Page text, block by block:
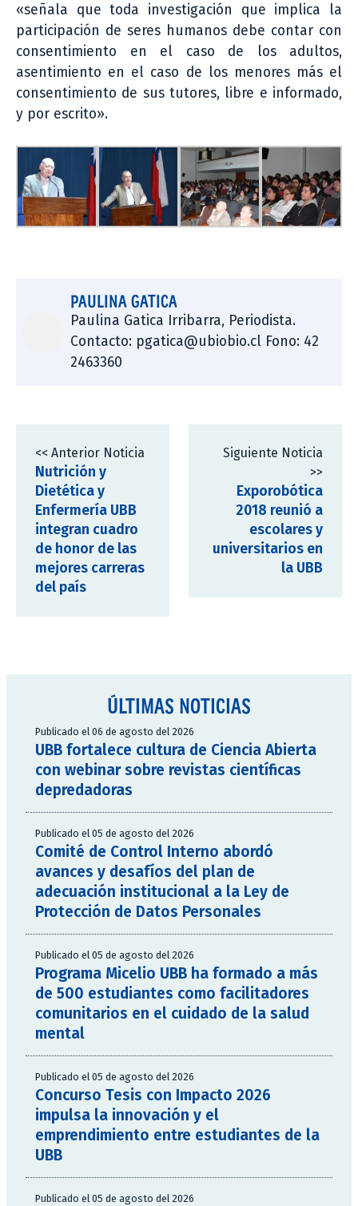
«señala que toda investigación que implica la
participación de seres humanos debe contar con
consentimiento en el caso de los adultos,
asentimiento en el caso de los menores más el
consentimiento de sus tutores, libre e informado,
y por escrito».
PAULINA GATICA
Paulina Gatica Irribarra, Periodista.
Contacto: pgatica@ubiobio.cl Fono: 42
2463360
<< Anterior Noticia
Nutrición y
Dietética y
Enfermería UBB
integran cuadro
de honor de las
mejores carreras
del país
Siguiente Noticia
>>
Exporobótica
2018 reunió a
escolares y
universitarios en
la UBB
ÚLTIMAS NOTICIAS
Publicado el 06 de agosto del 2026
UBB fortalece cultura de Ciencia Abierta
con webinar sobre revistas científicas
depredadoras
Publicado el 05 de agosto del 2026
Comité de Control Interno abordó
avances y desafíos del plan de
adecuación institucional a la Ley de
Protección de Datos Personales
Publicado el 05 de agosto del 2026
Programa Micelio UBB ha formado a más
de 500 estudiantes como facilitadores
comunitarios en el cuidado de la salud
mental
Publicado el 05 de agosto del 2026
Concurso Tesis con Impacto 2026
impulsa la innovación y el
emprendimiento entre estudiantes de la
UBB
Publicado el 05 de agosto del 2026